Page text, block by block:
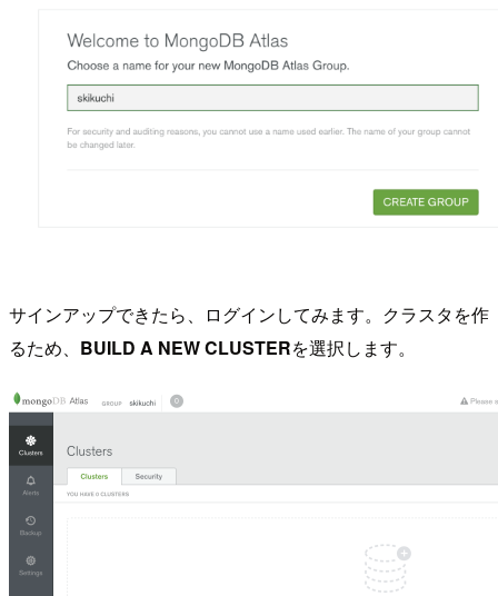
サインアップできたら、ログインしてみます。クラスタを作
るため、 BUILD A NEW CLUSTERを選択します。